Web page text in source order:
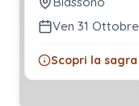
Ven 31
Scopri la sagra